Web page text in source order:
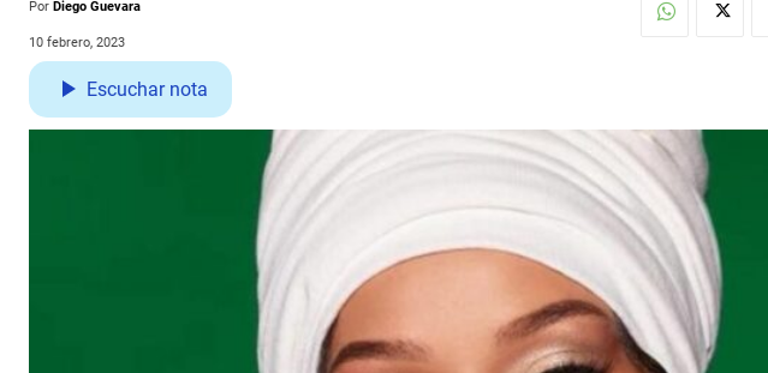
Por Diego Guevara
10 febrero, 2023
Escuchar nota